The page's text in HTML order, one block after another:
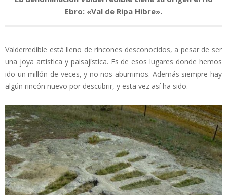
Ebro: «Val de Ripa Hibre».
Valderredible está lleno de rincones desconocidos, a pesar de ser
una joya artística y paisajística. Es de esos lugares donde hemos
ido un millón de veces, y no nos aburrimos. Además siempre hay
algún rincón nuevo por descubrir, y esta vez así ha sido.